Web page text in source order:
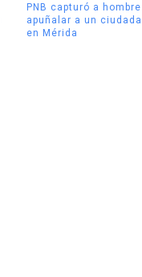
PNB capturó a
apuñalar a un
en Mérida